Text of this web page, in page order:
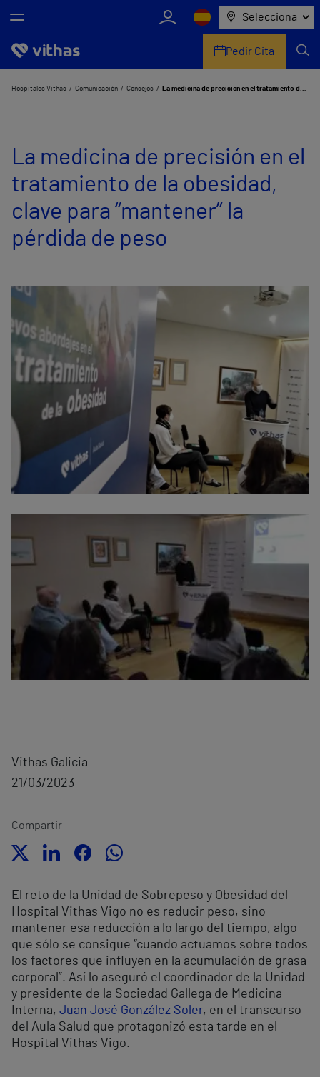
Selecciona
Nosotros
Servicios de salud
Equipo médico y asistencial
Información útil
Pedir Cita
Hospitales Vithas Comunicación Consejos La medicina de precisión en el tratamiento de la obesidad, clave para “mantener” la pérdida de peso
La medicina de precisión en el
tratamiento de la obesidad,
clave para “mantener” la
pérdida de peso
Vithas Galicia
21/03/2023
Compartir
El reto de la Unidad de Sobrepeso y Obesidad del
Hospital Vithas Vigo no es reducir peso, sino
mantener esa reducción a lo largo del tiempo, algo
que sólo se consigue “cuando actuamos sobre todos
los factores que influyen en la acumulación de grasa
corporal”. Así lo aseguró el coordinador de la Unidad
y presidente de la Sociedad Gallega de Medicina
Interna, Juan José González Soler, en el transcurso
del Aula Salud que protagonizó esta tarde en el
Hospital Vithas Vigo.